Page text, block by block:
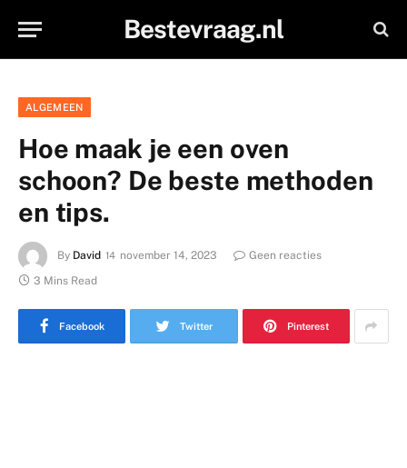
Bestevraag.nl
ALGEMEEN
Hoe maak je een oven
schoon? De beste methoden
en tips.
By David november 14, 2023
Geen reacties
3 Mins Read
Facebook Twitter Pinterest